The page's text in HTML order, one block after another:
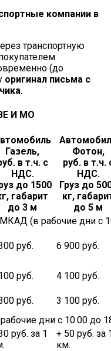
компании в
транспортную
(до
оригинал письма с
.
И МО
Газель,
в т.ч. с
НДС.
до 1500
габарит
до 3 м
Фотон,
руб. в т.ч.
НДС.
Груз до
кг,
до 5 м
(в рабочие дни с
руб. 6 900 руб.
руб.
4 100 руб.
руб.
3 100 руб.
дни с 10.00 до
руб. за 1
+ 50 руб. за
км.